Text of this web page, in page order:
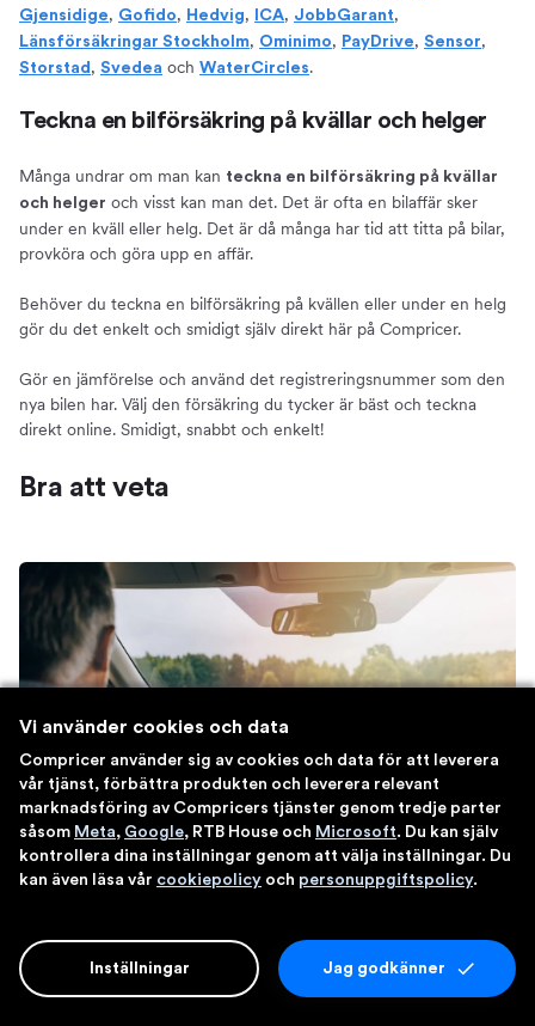
Gjensidige, Gofido, Hedvig, ICA, JobbGarant,
Länsförsäkringar Stockholm, Ominimo, PayDrive, Sensor,
Storstad , Svedea och WaterCircles.
Teckna en bilförsäkring på kvällar och helger
Många undrar om man kan teckna en bilförsäkring på kvällar
och helger och visst kan man det. Det är ofta en bilaffär sker
under en kväll eller helg. Det är då många har tid att titta på bilar,
provköra och göra upp en affär.
Behöver du teckna en bilförsäkring på kvällen eller under en helg
gör du det enkelt och smidigt själv direkt här på Compricer.
Gör en jämförelse och använd det registreringsnummer som den
nya bilen har. Välj den försäkring du tycker är bäst och teckna
direkt online. Smidigt, snabbt och enkelt!
Bra att veta
produktfaktablad
Vi använder cookies och data
Compricer använder sig av cookies och data för att leverera
vår tjänst, förbättra produkten och leverera relevant
marknadsföring av Compricers tjänster genom tredje parter
såsom Meta, Google, RTB House och Microsoft. Du kan själv
kontrollera dina inställningar genom att välja inställningar. Du
kan även läsa vår cookiepolicy och personuppgiftspolicy.
Jag godkänner
Inställningar